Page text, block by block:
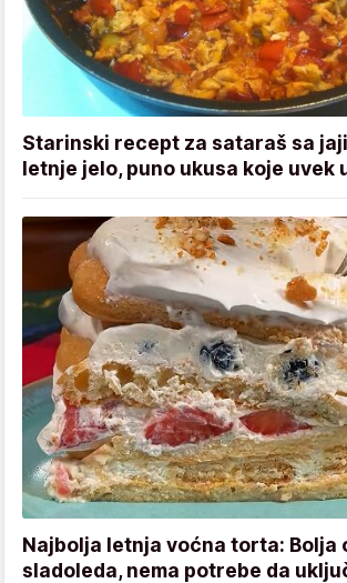
Starinski recept za sataraš sa
letnje jelo, puno ukusa koje uvek
Najbolja letnja voćna torta: Bolja
sladoleda, nema potrebe da